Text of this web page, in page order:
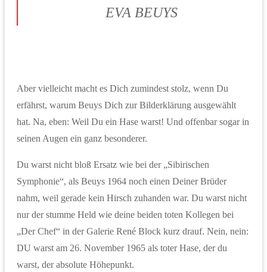
EVA BEUYS
Aber vielleicht macht es Dich zumindest stolz, wenn Du
erfährst, warum Beuys Dich zur Bilderklärung ausgewählt
hat. Na, eben: Weil Du ein Hase warst! Und offenbar sogar in
seinen Augen ein ganz besonderer.
Du warst nicht bloß Ersatz wie bei der „Sibirischen
Symphonie“, als Beuys 1964 noch einen Deiner Brüder
nahm, weil gerade kein Hirsch zuhanden war. Du warst nicht
nur der stumme Held wie deine beiden toten Kollegen bei
„Der Chef“ in der Galerie René Block kurz drauf. Nein, nein:
DU warst am 26. November 1965 als toter Hase, der du
warst, der absolute Höhepunkt.